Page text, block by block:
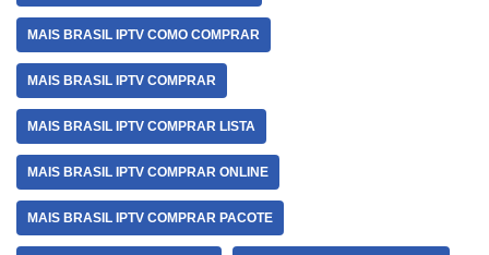
MAIS BRASIL IPTV COMO COMPRAR
MAIS BRASIL IPTV COMPRAR
MAIS BRASIL IPTV COMPRAR LISTA
MAIS BRASIL IPTV COMPRAR ONLINE
MAIS BRASIL IPTV COMPRAR PACOTE